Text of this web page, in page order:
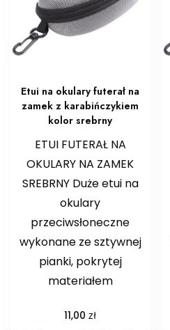
Etui na okulary futerał na
zamek z karabińczykiem
kolor srebrny
ETUI FUTERAŁ NA
OKULARY NA ZAMEK
SREBRNY Duże etui na
okulary
przeciwsłoneczne
wykonane ze sztywnej
pianki, pokrytej
materiałem
11,00zł